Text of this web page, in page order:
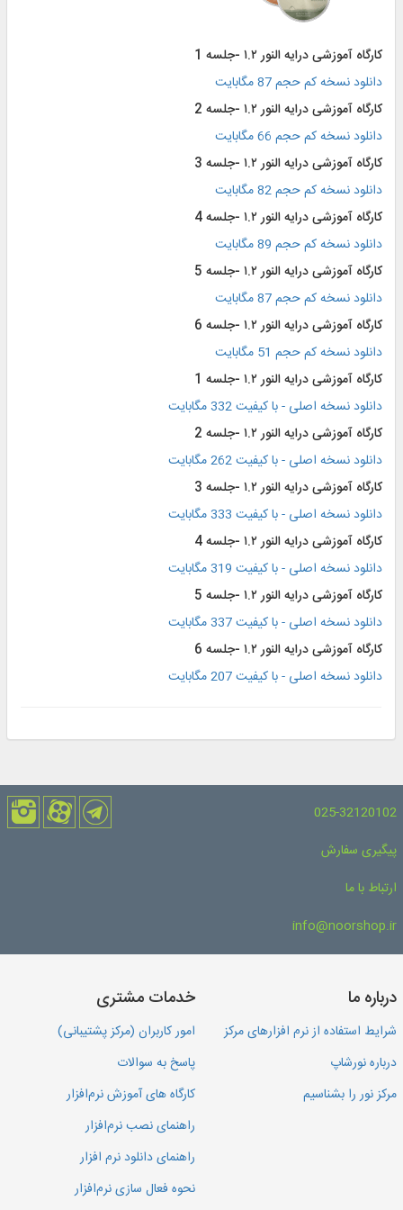
کارگاه آموزشی درایه النور ۱.۲ -جلسه 1
دانلود نسخه کم حجم 87 مگابایت
کارگاه آموزشی درایه النور ۱.۲ -جلسه 2
دانلود نسخه کم حجم 66 مگابایت
کارگاه آموزشی درایه النور ۱.۲ -جلسه 3
دانلود نسخه کم حجم 82 مگابایت
کارگاه آموزشی درایه النور ۱.۲ -جلسه 4
دانلود نسخه کم حجم 89 مگابایت
کارگاه آموزشی درایه النور ۱.۲ -جلسه 5
دانلود نسخه کم حجم 87 مگابایت
کارگاه آموزشی درایه النور ۱.۲ -جلسه 6
دانلود نسخه کم حجم 51 مگابایت
کارگاه آموزشی درایه النور ۱.۲ -جلسه 1
دانلود نسخه اصلی - با کیفیت 332 مگابایت
کارگاه آموزشی درایه النور ۱.۲ -جلسه 2
دانلود نسخه اصلی - با کیفیت 262 مگابایت
کارگاه آموزشی درایه النور ۱.۲ -جلسه 3
دانلود نسخه اصلی - با کیفیت 333 مگابایت
کارگاه آموزشی درایه النور ۱.۲ -جلسه 4
دانلود نسخه اصلی - با کیفیت 319 مگابایت
کارگاه آموزشی درایه النور ۱.۲ -جلسه 5
دانلود نسخه اصلی - با کیفیت 337 مگابایت
کارگاه آموزشی درایه النور ۱.۲ -جلسه 6
دانلود نسخه اصلی - با کیفیت 207 مگابایت
025-32120102
پیگیری سفارش
ارتباط با ما
info@noorshop.ir
درباره ما
شرایط استفاده از نرم افزارهای مرکز
درباره نورشاپ
مرکز نور را بشناسیم
خدمات مشتری
امور کاربران (مرکز پشتیبانی)
پاسخ به سوالات
کارگاه های آموزش نرم‌افزار
راهنمای نصب نرم‌افزار
راهنمای دانلود نرم افزار
نحوه فعال سازی نرم‌افزار